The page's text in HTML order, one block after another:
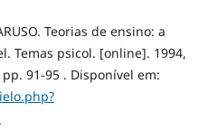
Teorias de ensino: a
Temas psicol. [online]. 1994,
91-95 . Disponível em: